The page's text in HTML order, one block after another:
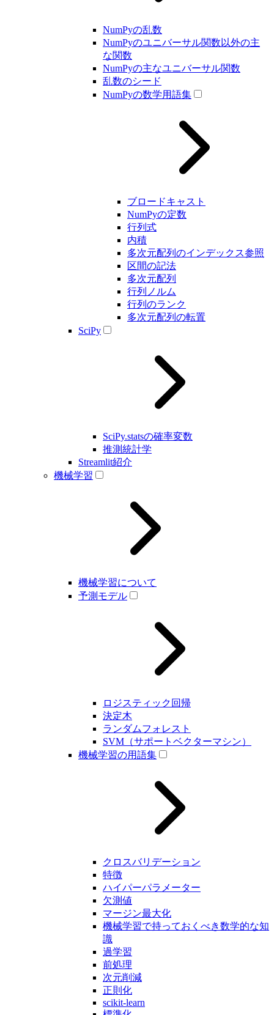
NumPyの乱数
NumPyのユニバーサル関数以外の主
な関数
NumPyの主なユニバーサル関数
乱数のシード
NumPyの数学用語集
ブロードキャスト
NumPyの定数
行列式
内積
多次元配列のインデックス参照
区間の記法
多次元配列
行列ノルム
行列のランク
多次元配列の転置
SciPy
SciPy.statsの確率変数
推測統計学
Streamlit紹介
機械学習
機械学習について
予測モデル
ロジスティック回帰
決定木
ランダムフォレスト
SVM（サポートベクターマシン）
機械学習の用語集
クロスバリデーション
特徴
ハイパーパラメーター
欠測値
マージン最大化
機械学習で持っておくべき数学的な知
識
過学習
前処理
次元削減
正則化
scikit-learn